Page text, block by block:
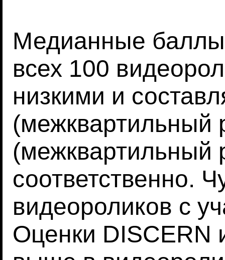
Медианные
всех 100
низкими и
(межквартильный
(межквартильный
соответственно.
видеороликов с
Оценки DISCERN